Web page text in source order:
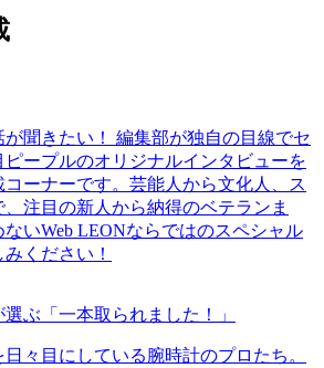
聞きたい！ 編集部が独自の目線でセ
ピープルのオリジナルインタビューを
ーナーです。芸能人から文化人、ス
注目の新人から納得のベテランま
いWeb LEONならではのスペシャル
ください！
ぶ「一本取られました！」
々目にしている腕時計のプロたち。